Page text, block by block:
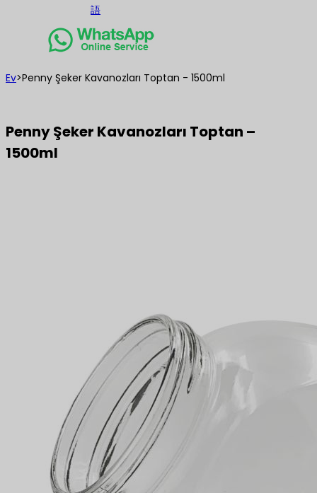
語
Ev>Penny Şeker Kavanozları Toptan - 1500ml
Penny Şeker Kavanozları Toptan –
1500ml